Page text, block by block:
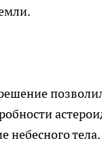
небесного